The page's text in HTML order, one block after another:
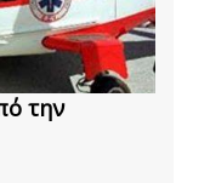
την